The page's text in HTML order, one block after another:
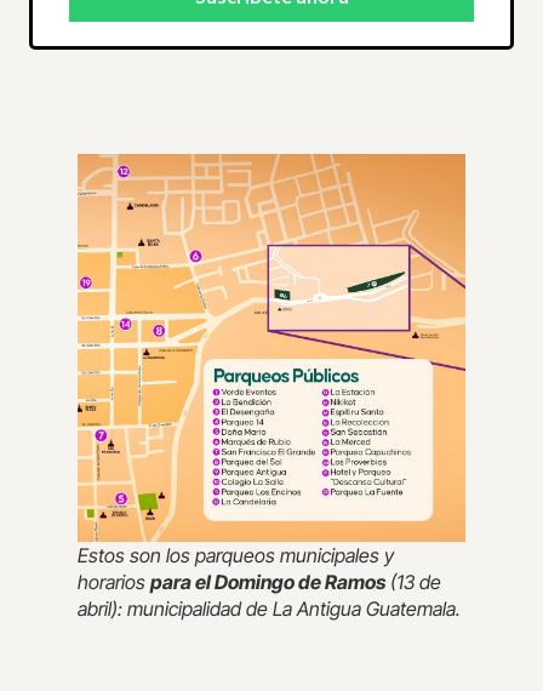
Estos son los parqueos municipales y
horarios para el Domingo de Ramos(13 de
abril): municipalidad de La Antigua Guatemala.